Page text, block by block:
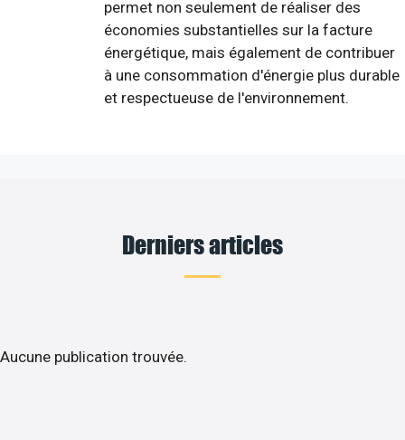
permet non seulement de réaliser des
économies substantielles sur la facture
énergétique, mais également de contribuer
à une consommation d'énergie plus durable
et respectueuse de l'environnement.
Derniers articles
Aucune publication trouvée.